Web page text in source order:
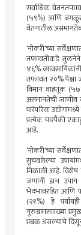
सर्वाधिक
(५९%) आणि बंगळूर
वेतनातील
‘नोकरी’च्या
तफावतीकडे तुलनेने
४६%
तफावत २०% पेक्षा
विमान वाहतूक
असमानतेची
पारंपरिक
प्रत्येक चारपैकी
आहे.
‘नोकरी’च्या
सुचवलेल्या
मिळाली आहे. विशेष
जणांनी हाच
भेदभावरहित आणि
(२१%) हे
गुरुग्रामसारख्या
प्रबळ असल्याचे